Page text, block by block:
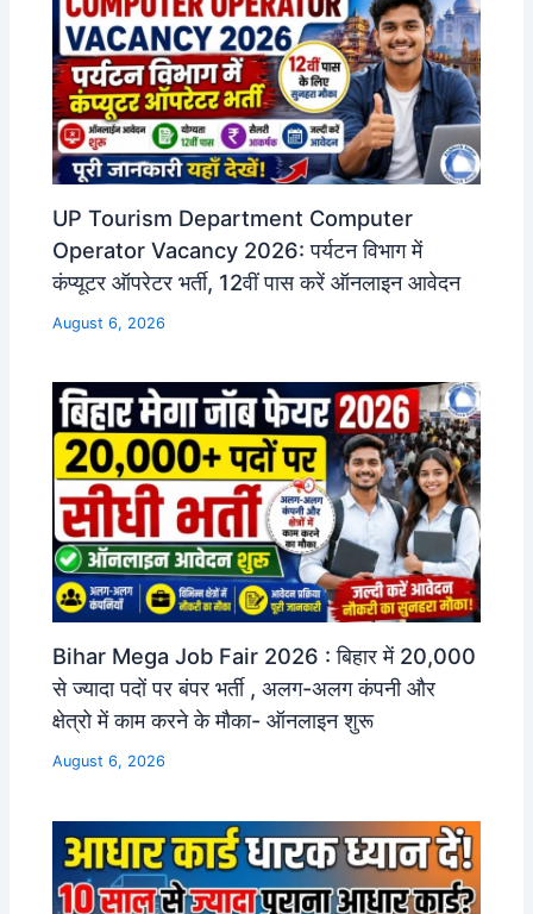
UP Tourism Department Computer
Operator Vacancy 2026: पर्यटन विभाग में
कंप्यूटर ऑपरेटर भर्ती, 12वीं पास करें ऑनलाइन आवेदन
August 6, 2026
Bihar Mega Job Fair 2026 : बिहार में 20,000
से ज्यादा पदों पर बंपर भर्ती , अलग-अलग कंपनी और
क्षेत्रो में काम करने के मौका- ऑनलाइन शुरू
August 6, 2026